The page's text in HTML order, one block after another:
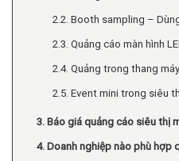
2.2. Booth sampling –
2.3. Quảng cáo màn hình
2.4. Quảng trong thang máy
2.5. Event mini trong siêu
3. Báo giá quảng cáo siêu thị
4. Doanh nghiệp nào phù hợp